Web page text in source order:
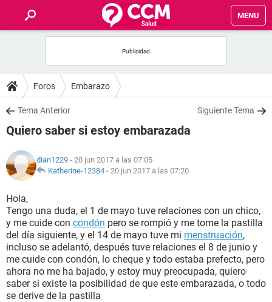
MENU
FOROS
SALUD
FAMILIA
NUTRICIÓN
BIENESTAR
SEXUALIDAD
GLOSARIO
Foros Embarazo
Tema Anterior Siguiente Tema
Quiero saber si estoy embarazada
dian1229 - 20 jun 2017 a las 07:05
Katherine-12384 - 20 jun 2017 a las 07:20
Hola,
Tengo una duda, el 1 de mayo tuve relaciones con un chico,
y me cuide con condón pero se rompió y me tome la pastilla
del día siguiente, y el 14 de mayo tuve mi menstruación,
incluso se adelantó, después tuve relaciones el 8 de junio y
me cuide con condón, lo cheque y todo estaba prefecto, pero
ahora no me ha bajado, y estoy muy preocupada, quiero
saber si existe la posibilidad de que este embarazada, o todo
se derive de la pastilla